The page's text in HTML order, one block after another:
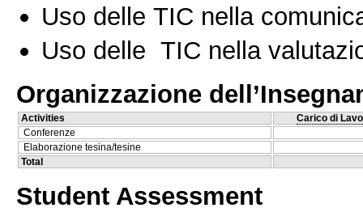
Uso delle TIC nella
Uso delle TIC nella
Organizzazione
Activities
Carico di
Conferenze
Elaborazione tesina/tesine
Total
Student Assessment